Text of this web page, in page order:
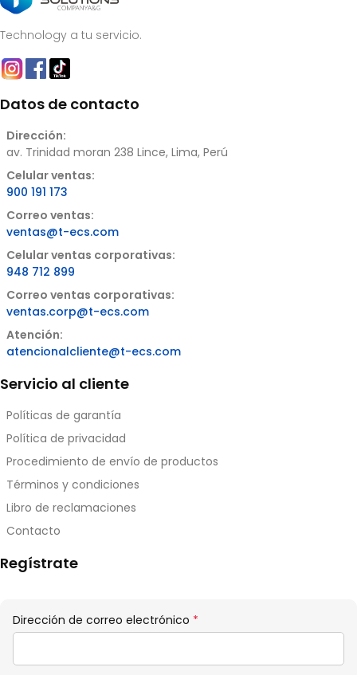
Technology a tu servicio.
Datos de contacto
Dirección:
av. Trinidad moran 238 Lince, Lima, Perú
Celular ventas:
900 191 173
Correo ventas:
ventas@t-ecs.com
Celular ventas corporativas:
948 712 899
Correo ventas corporativas:
ventas.corp@t-ecs.com
Atención:
atencionalcliente@t-ecs.com
Servicio al cliente
Políticas de garantía
Política de privacidad
Procedimiento de envío de productos
Términos y condiciones
Libro de reclamaciones
Contacto
Regístrate
Dirección de correo electrónico *